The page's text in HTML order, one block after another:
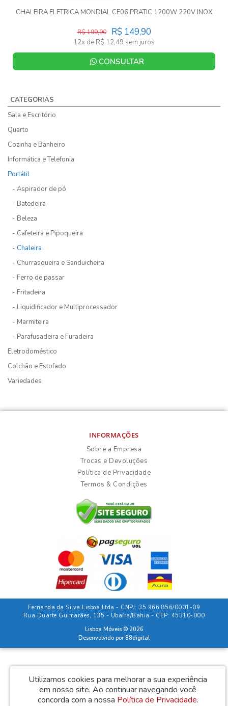
CATEGORIAS
Sala e Escritório
Quarto
Cozinha e Banheiro
Informática e Telefonia
Portátil
- Aspirador de pó
- Batedeira
- Beleza
- Cafeteira e Pipoqueira
- Chaleira
- Churrasqueira e Sanduicheira
- Ferro de passar
- Fritadeira
- Liquidificador e Multiprocessador
- Marmiteira
- Parafusadeira e Furadeira
Eletrodoméstico
Colchão e Estofado
Variedades
CHALEIRA ELETRICA MONDIAL CE06 PRATIC 1200W 220V INOX
R$ 149,90
R$ 199,90
12x de R$ 12,49 sem juros
CONSULTAR
INFORMAÇÕES
Sobre a Empresa
Trocas e Devoluções
Política de Privacidade
Termos & Condições
Fernanda da Silva Lisboa Ltda - CNPJ: 35.966.856/0001-09
Rua Duarte Guimarães, 135 - Ubaíra/Bahia - CEP: 45310-000
Lisboa Móveis © 2026
Desenvolvido por 88digital
Utilizamos cookies para melhorar a sua experiência
em nosso site. Ao continuar navegando você
concorda com a nossa Política de Privacidade.